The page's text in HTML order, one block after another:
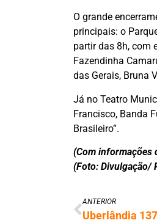
O grande
principais: o
partir das 8h, com
Fazendinha
das Gerais, Bruna
Já no Teatro
Francisco, Banda
Brasileiro”.
(Com informações
(Foto: Divulgação/
ANTERIOR